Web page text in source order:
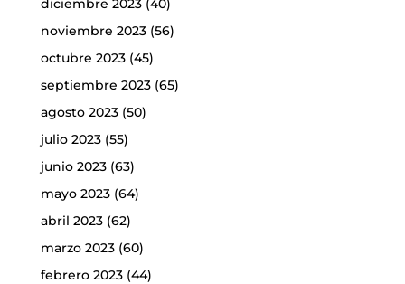
diciembre 2023(40)
noviembre 2023(56)
octubre 2023(45)
septiembre 2023(65)
agosto 2023(50)
julio 2023(55)
junio 2023(63)
mayo 2023(64)
abril 2023(62)
marzo 2023(60)
febrero 2023(44)